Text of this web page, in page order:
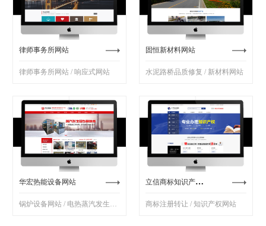
律师事务所网站
律师事务所网站 / 响应式网站
固恒新材料网站
水泥路桥品质修复 / 新材料网站
华宏热能设备网站 立信商标知识产权网站
商标注册转让 / 知识产权网站